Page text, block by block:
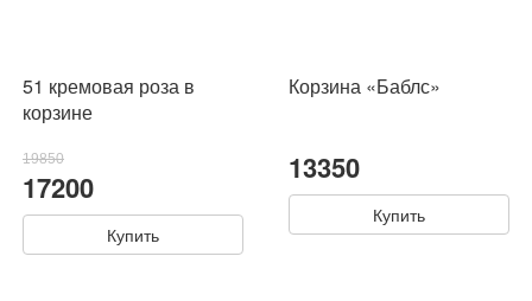
51 кремовая роза в
корзине
19850
17200
Купить
Корзина «Баблс»
13350
Купить